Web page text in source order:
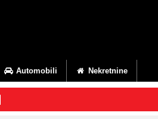
Automobili Nekretnine